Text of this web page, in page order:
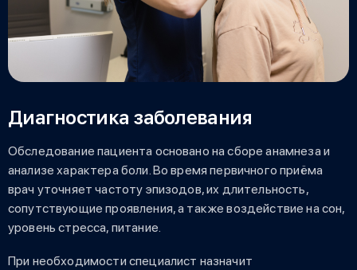
Диагностика заболевания
Обследование пациента основано на сборе анамнеза и
анализе характера боли. Во время первичного приёма
врач уточняет частоту эпизодов, их длительность,
сопутствующие проявления, а также воздействие на сон,
уровень стресса, питание.
При необходимости специалист назначит